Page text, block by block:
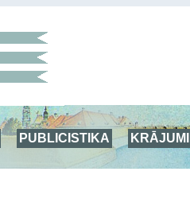
PUBLICISTIKA KRĀJUMI